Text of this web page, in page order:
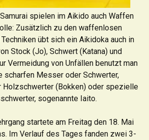
spielen im Aikido auch Waffen
Zusätzlich zu den waffenlosen
übt sich ein Aikidoka auch in
Stock (Jo), Schwert (Katana) und
Vermeidung von Unfällen benutzt man
scharfen Messer oder Schwerter,
Holzschwerter (Bokken) oder spezielle
sogenannte Iaito.
startete am Freitag den 18. Mai
Im Verlauf des Tages fanden zwei 3-